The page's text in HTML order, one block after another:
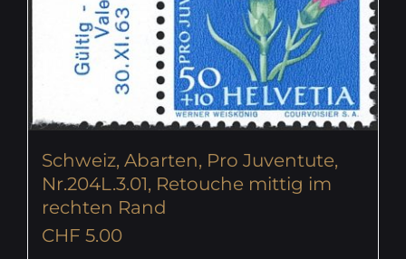
Schweiz, Abarten, Pro Juventute,
Nr.204L.3.01, Retouche mittig im
rechten Rand
CHF 5.00